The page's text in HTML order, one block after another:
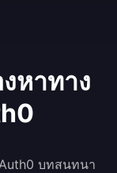
หาทาง
บทสนทนา